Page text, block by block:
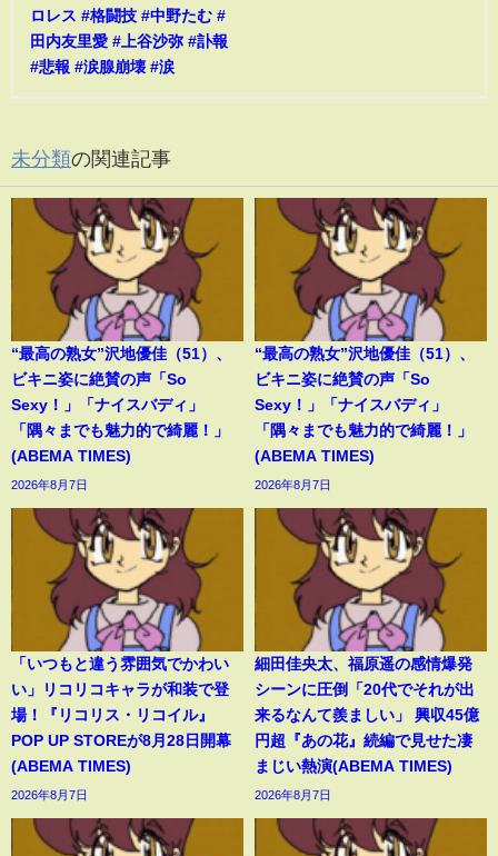
ロレス #格闘技 #中野たむ #
田内友里愛 #上谷沙弥 #訃報
#悲報 #涙腺崩壊 #涙
未分類の関連記事
“最高の熟女”沢地優佳（51）、
ビキニ姿に絶賛の声「So
Sexy！」「ナイスバディ」
「隅々までも魅力的で綺麗！」
(ABEMA TIMES)
2026年8月7日
“最高の熟女”沢地優佳（51）、
ビキニ姿に絶賛の声「So
Sexy！」「ナイスバディ」
「隅々までも魅力的で綺麗！」
(ABEMA TIMES)
2026年8月7日
「いつもと違う雰囲気でかわい
い」リコリコキャラが和装で登
場！『リコリス・リコイル』
POP UP STOREが8月28日開幕
(ABEMA TIMES)
2026年8月7日
細田佳央太、福原遥の感情爆発
シーンに圧倒「20代でそれが出
来るなんて羨ましい」 興収45億
円超『あの花』続編で見せた凄
まじい熱演(ABEMA TIMES)
2026年8月7日